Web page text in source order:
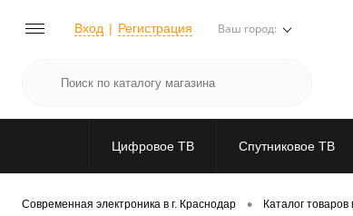
Вход Регистрация Ваш город:
Цифровое ТВ Спутниковое ТВ
Современная электроника в г. Краснодар • Каталог товаров